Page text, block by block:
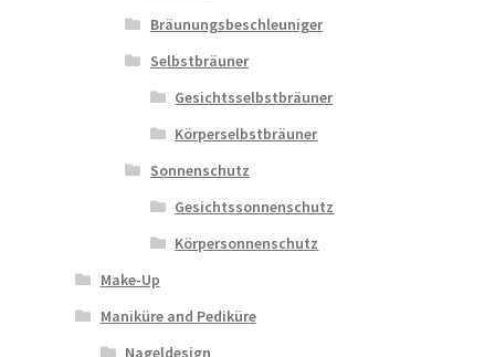
Bräunungsbeschleuniger
Selbstbräuner
Gesichtsselbstbräuner
Körperselbstbräuner
Sonnenschutz
Gesichtssonnenschutz
Körpersonnenschutz
Make-Up
Maniküre and Pediküre